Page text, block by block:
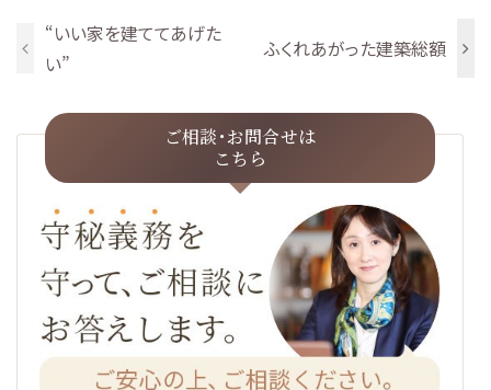
“いい家を建ててあげた
い”
ふくれあがった建築総額
ご相談･お問合せは
こちら